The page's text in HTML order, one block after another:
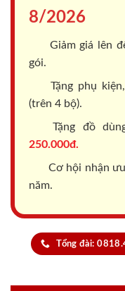
8/2026
Giảm giá lên
gói.
Tặng phụ
(trên 4 bộ).
Tặng đồ
250.000đ.
Cơ hội nhận
năm.
Tổng đài: